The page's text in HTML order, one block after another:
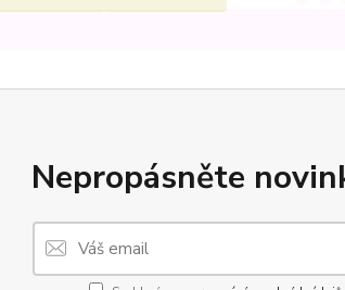
Nepropásněte